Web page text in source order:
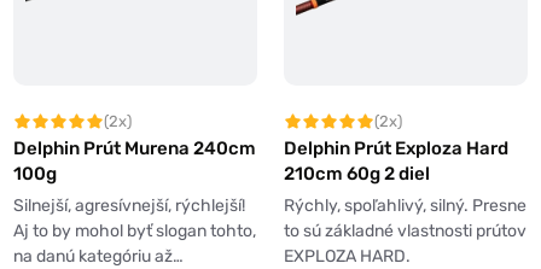
(2x)
Delphin Prút Murena 240cm
100g
Silnejší, agresívnejší, rýchlejší!
Aj to by mohol byť slogan tohto,
na danú kategóriu až…
(2x)
Delphin Prút Exploza Hard
210cm 60g 2 diel
Rýchly, spoľahlivý, silný. Presne
to sú základné vlastnosti prútov
EXPLOZA HARD.